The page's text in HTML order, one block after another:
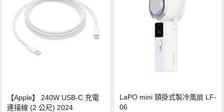
【Apple】 240W USB-C 充電
連接線 (2 公尺) 2024
LaPO mini 頸掛式製冷風扇 LF-
06